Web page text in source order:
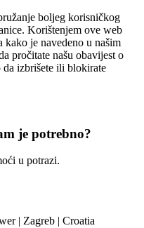
boljeg korisničkog
Korištenjem ove web
kako je navedeno u našim
pročitate našu obavijest o
izbrišete ili blokirate
je potrebno?
u potrazi.
| Zagreb | Croatia